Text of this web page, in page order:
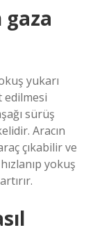
gaza
yukarı
edilmesi
sürüş
Aracın
çıkabilir ve
yokuş